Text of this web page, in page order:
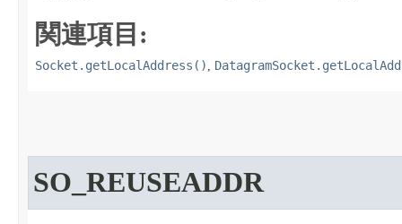
関連項目:
Socket.getLocalAddress() ,
SO_REUSEADDR